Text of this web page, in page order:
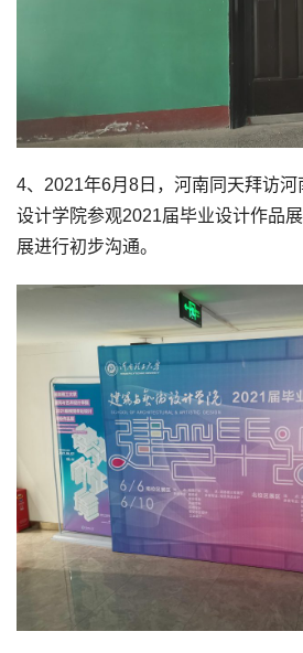
4、2021年6月8日，河南同天拜访
设计学院参观2021届毕业设计作品
展进行初步沟通。